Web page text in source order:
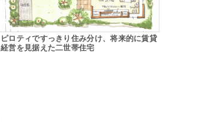
ピロティですっきり住み分け、将来的に賃貸
経営を見据えた二世帯住宅